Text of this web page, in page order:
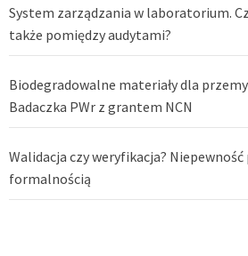
System zarządzania w laboratorium.
także pomiędzy audytami?
Biodegradowalne materiały dla
Badaczka PWr z grantem NCN
Walidacja czy weryfikacja?
formalnością